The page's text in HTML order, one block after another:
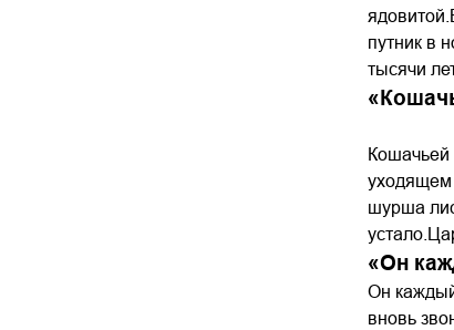
путник в
тысячи
Кошачьей
уходящем
шурша
«Он
Он
вновь